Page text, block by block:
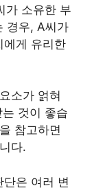
가 소유한 부
경우, A씨가
에게 유리한
소가 얽혀
것이 좋습
참고하면
다.
은 여러 변